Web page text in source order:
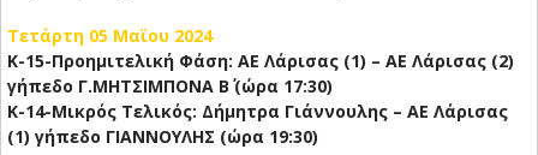
Τετάρτη 05 Μαϊου 2024
Κ-15-Προημιτελική Φάση: ΑΕ Λάρισας (1) – ΑΕ Λάρισας (2)
γήπεδο Γ.ΜΗΤΣΙΜΠΟΝΑ Β΄ (ώρα 17:30)
Κ-14-Μικρός Τελικός: Δήμητρα Γιάννουλης – ΑΕ Λάρισας
(1) γήπεδο ΓΙΑΝΝΟΥΛΗΣ (ώρα 19:30)